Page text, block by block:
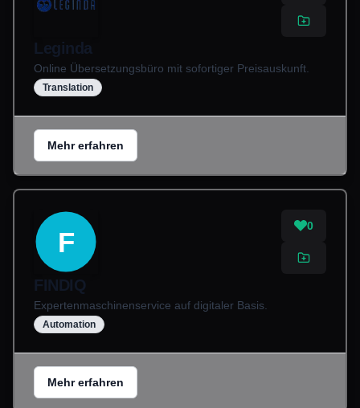
Leginda
Online Übersetzungsbüro mit sofortiger Preisauskunft.
Translation
Mehr erfahren
F
0
FINDIQ
Expertenmaschinenservice auf digitaler Basis.
Automation
Mehr erfahren